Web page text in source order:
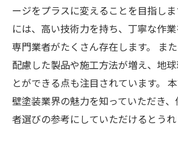
ージをプラスに変えることを目指し
には、高い技術力を持ち、丁寧な作
専門業者がたくさん存在します。 ま
配慮した製品や施工方法が増え、地
とができる点も注目されています。
壁塗装業界の魅力を知っていただき
者選びの参考にしていただけるとうれ